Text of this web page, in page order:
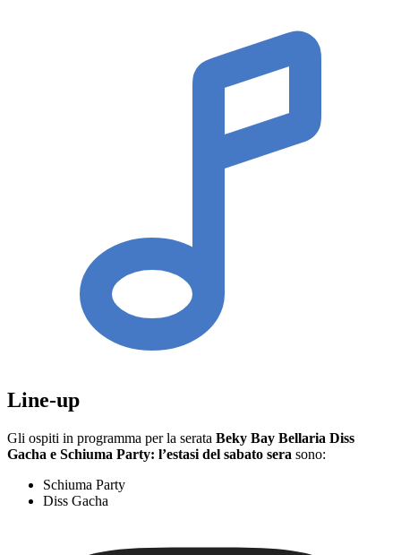
Line-up
Gli ospiti in programma per la serata Beky Bay Bellaria Diss
Gacha e Schiuma Party: l’estasi del sabato sera sono:
Schiuma Party
Diss Gacha